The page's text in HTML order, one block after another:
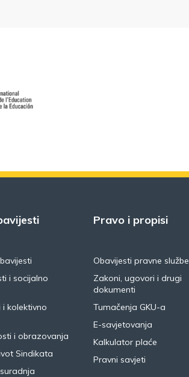
i socijalno
i kolektivno
i obrazovanja
Sindikata
Pravo i propisi
Obavijesti pravne službe
Zakoni, ugovori i drugi
dokumenti
Tumačenja GKU-a
E-savjetovanja
Kalkulator plaće
Pravni savjeti